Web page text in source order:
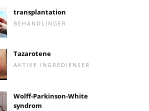
transplantation
BEHANDLINGER
Tazarotene
AKTIVE INGREDIENSER
Wolff-Parkinson-White
syndrom